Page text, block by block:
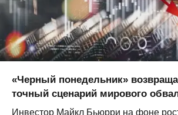
«Черный понедельник»
точный сценарий мирового
Инвестор Майкл Бьюрри на фоне